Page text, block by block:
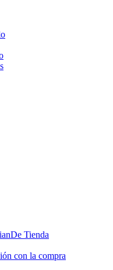
Tienda
con la compra